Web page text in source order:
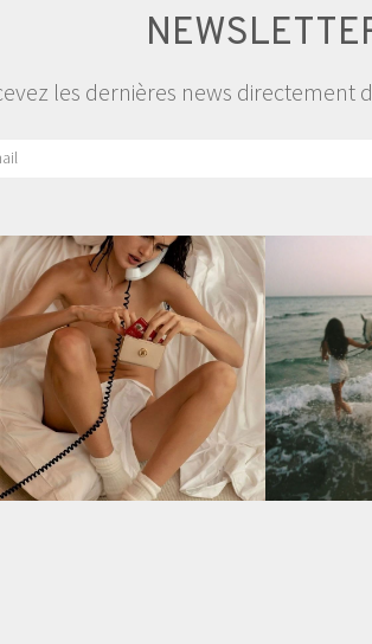
les dernières news directement